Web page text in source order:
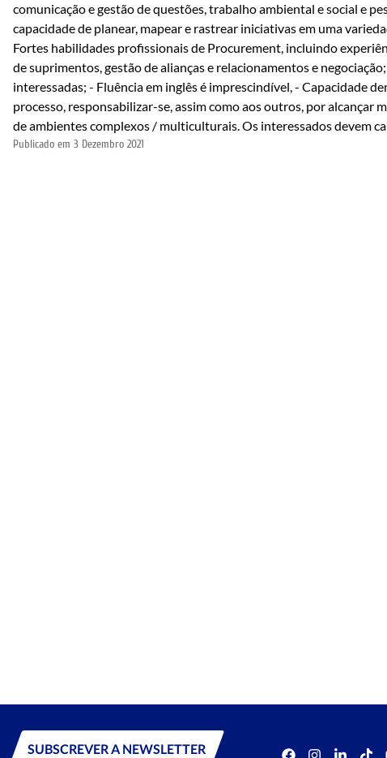
comunicação e gestão de questões, trabalho ambiental e social e
capacidade de planear, mapear e rastrear iniciativas em uma
Fortes habilidades profissionais de Procurement, incluindo
de suprimentos, gestão de alianças e relacionamentos e
interessadas; - Fluência em inglês é imprescindível, - Capacidade
processo, responsabilizar-se, assim como aos outros, por alcançar
de ambientes complexos / multiculturais. Os interessados devem
Publicado em 3 Dezembro 2021
SUBSCREVER A NEWSLETTER